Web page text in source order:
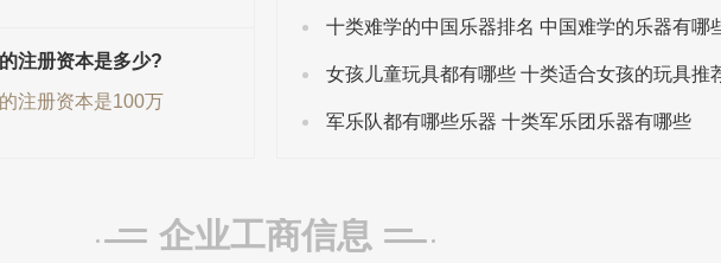
注册资本是多少?
注册资本是100万
十类难学的中国乐器排名 中国难学的乐器有哪
女孩儿童玩具都有哪些 十类适合女孩的玩具推
军乐队都有哪些乐器 十类军乐团乐器有哪些
企业工商信息